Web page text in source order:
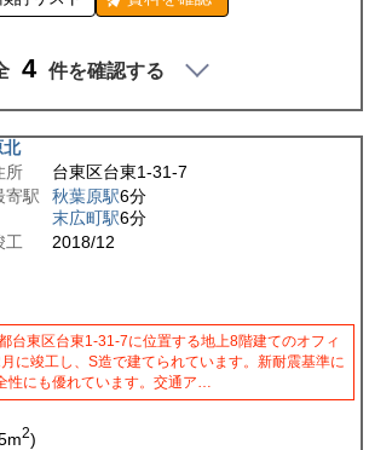
4 件を確認する
北
所
台東区台東1-31-7
寄駅
秋葉原駅6分
末広町駅6分
工
2018/12
台東区台東1-31-7に位置する地上8階建てのオフィ
に竣工し、S造で建てられています。新耐震基準に
性にも優れています。交通ア…
m2)